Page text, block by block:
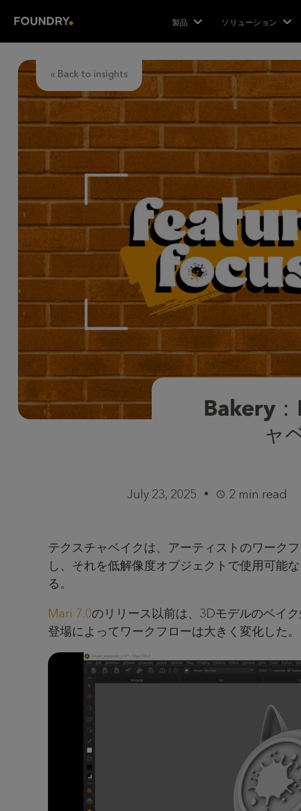
製品 ソリューション
« Back to insights
Bakery
ャ
July 23, 2025 2 min read
テクスチャベイクは、アーティストのワーク
し、それを低解像度オブジェクトで使用可能
る。
Mari 7.0のリリース以前は、3Dモデルのベイ
登場によってワークフローは大きく変化した。